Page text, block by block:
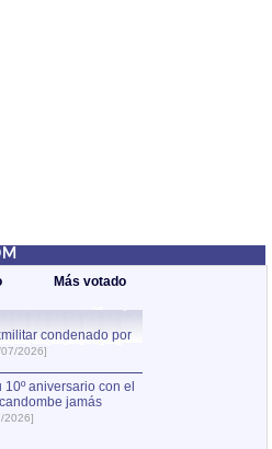
Más votado
condenado por
2026]
aniversario con el
jamás
2026]